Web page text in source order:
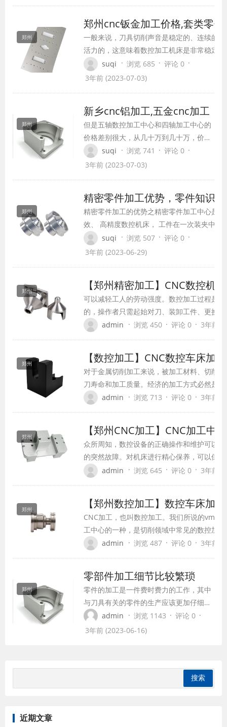
郑州
郑州cnc钣金加工价格,套类零件
一般来说，刀具切削声音是稳定的、连续的
活力的，这意味着数控加工机床是非常稳定
着切削过程的(de)进行，当工件上出现硬点、
磨损或刀具夹紧时，切削(xuē)过程就会变得
suqi · 浏览 685 · 评论 0 ·
3年前 (2023-07-03)
郑州
新乡cnc铝加工,五金cnc加工
但是五轴数控加工中心和四轴加工中心的
价格差别很大，从几十万到几十万，价格
差别非常(cháng)大，这是为什么，哪里
贵，五轴数控加工中心与三轴、四轴加工
差异从几万到几十万不等。
suqi · 浏览 741 · 评论 0 ·
3年前 (2023-07-03)
郑州
精密零件加工优势，零件知识
精密零件加工的优势之精密零件加工中心是高
效、 高精度数控机床， 工件在一次装夹中便
完成多道工序的加工， 同时还备有刀具库，
有自动换刀功能。
suqi · 浏览 507 · 评论 0 ·
3年前 (2023-06-29)
郑州 【郑州精密加工】CNC数控机
可以减轻工人的劳动强度。数控加工过程是
的，操作者只需起始对刀、装卸工件、更换
完成的，操作者只需起始对刀、装卸工件、
admin · 浏览 450 · 评论 0 · 3年前
郑州 【数控加工】CNC数控车床加
对于金属切削加工来说，被加工材料、切削
刀寿命和加工质量。经济的加工方式必然是
度、进给量和切深直接引起刀的损伤。伴随
admin · 浏览 713 · 评论 0 · 3年前
郑州 【郑州CNC加工】CNC加工中
众所周知，数控设备的正确操作和维护可以
的突然故障。对机床进行精心保养，可以保
延长机床的使用寿命。
admin · 浏览 645 · 评论 0 · 3年前
郑州 【郑州数控加工】数控车床加
CNC加工，也叫数控加工。我们所说的
工中心的一种，是切削领域中常见的数控加
后由电脑控制加工，因此，CNC加工具有加
加工经验
admin · 浏览 487 · 评论 0 · 3年前
郑州
零部件加工细节比较繁琐
零件的加工是一件费时费力的工作，其中
与刀具有关的零件的生产应该更加仔细，
所以数控车床零件加工刀补面板时拥有许
多的地方需要注意。下面我们就和臻美机
admin · 浏览 1143 · 评论 0 ·
3年前 (2023-06-16)
近期文章